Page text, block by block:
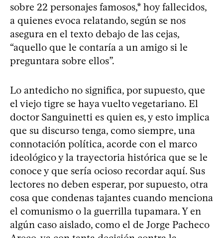
sobre 22 personajes famosos,* hoy fallecidos,
a quienes evoca relatando, según se nos
asegura en el texto debajo de las cejas,
“aquello que le contaría a un amigo si le
preguntara sobre ellos”.
Lo antedicho no significa, por supuesto, que
el viejo tigre se haya vuelto vegetariano. El
doctor Sanguinetti es quien es, y esto implica
que su discurso tenga, como siempre, una
connotación política, acorde con el marco
ideológico y la trayectoria histórica que se le
conoce y que sería ocioso recordar aquí. Sus
lectores no deben esperar, por supuesto, otra
cosa que condenas tajantes cuando menciona
el comunismo o la guerrilla tupamara. Y en
algún caso aislado, como el de Jorge Pacheco